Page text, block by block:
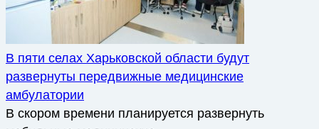
В пяти селах Харьковской области будут
развернуты передвижные медицинские
амбулатории
В скором времени планируется развернуть